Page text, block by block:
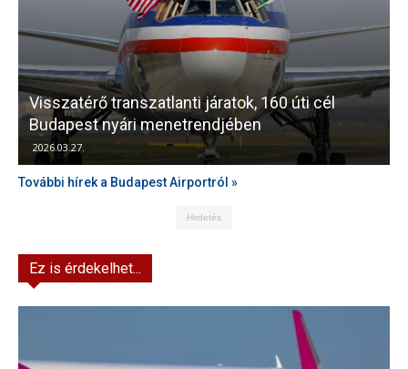
Visszatérő transzatlanti járatok, 160 úti cél
Budapest nyári menetrendjében
2026.03.27.
További hírek a Budapest Airportról »
Hirdetés
Ez is érdekelhet...